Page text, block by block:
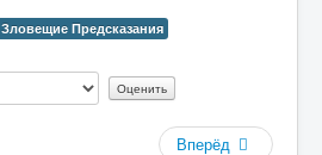
Зловещие Предсказания
Вперёд